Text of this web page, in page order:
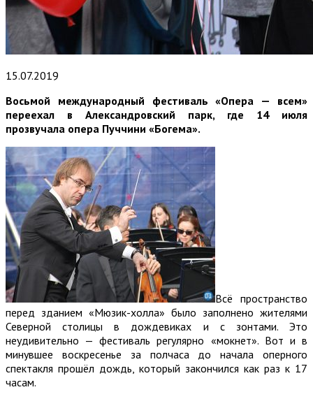
15.07.2019
Восьмой международный фестиваль «Опера — всем»
переехал в Александровский парк, где 14 июля
прозвучала опера Пуччини «Богема».
Всё пространство
перед зданием «Мюзик-холла» было заполнено жителями
Северной столицы в дождевиках и с зонтами. Это
неудивительно — фестиваль регулярно «мокнет». Вот и в
минувшее воскресенье за полчаса до начала оперного
спектакля прошёл дождь, который закончился как раз к 17
часам.